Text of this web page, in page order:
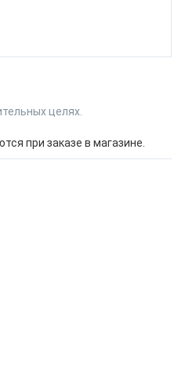
целях.
при заказе в магазине.